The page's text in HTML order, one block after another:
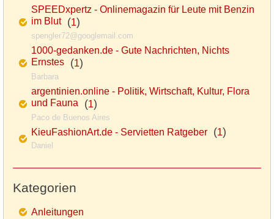
SPEEDxpertz - Onlinemagazin für Leute mit Benzin
im Blut(1)
spengler72@googlemail.com
1000-gedanken.de - Gute Nachrichten, Nichts
Ernstes (1)
Barbara
argentinien.online - Politik, Wirtschaft, Kultur, Flora
und Fauna (1)
Paco de Buenos Aires
KieuFashionArt.de - Servietten Ratgeber (1)
Daniel
Kategorien
Anleitungen